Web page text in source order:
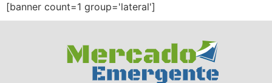
[banner count=1 group='lateral']